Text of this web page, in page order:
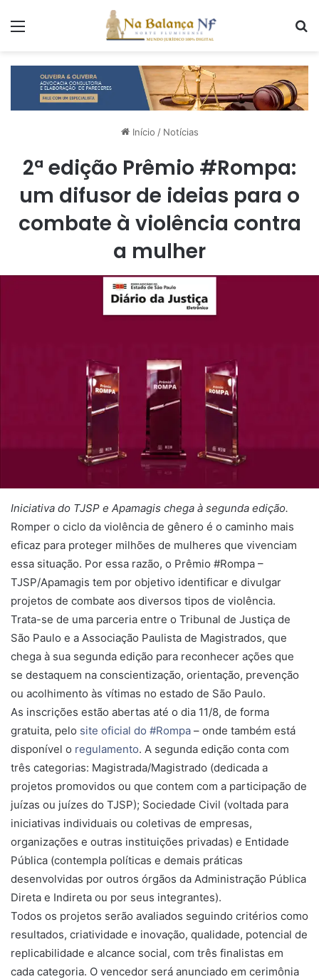
Início / Notícias
2ª edição Prêmio #Rompa:
um difusor de ideias para o
combate à violência contra
a mulher
Iniciativa do TJSP e Apamagis chega à segunda edição.
Romper o ciclo da violência de gênero é o caminho mais
eficaz para proteger milhões de mulheres que vivenciam
essa situação. Por essa razão, o Prêmio #Rompa –
TJSP/Apamagis tem por objetivo identificar e divulgar
projetos de combate aos diversos tipos de violência.
Trata-se de uma parceria entre o Tribunal de Justiça de
São Paulo e a Associação Paulista de Magistrados, que
chega à sua segunda edição para reconhecer ações que
se destaquem na conscientização, orientação, prevenção
ou acolhimento às vítimas no estado de São Paulo.
As inscrições estão abertas até o dia 11/8, de forma
gratuita, pelo site oficial do #Rompa – onde também está
disponível o regulamento. A segunda edição conta com
três categorias: Magistrada/Magistrado (dedicada a
projetos promovidos ou que contem com a participação de
juízas ou juízes do TJSP); Sociedade Civil (voltada para
iniciativas individuais ou coletivas de empresas,
organizações e outras instituições privadas) e Entidade
Pública (contempla políticas e demais práticas
desenvolvidas por outros órgãos da Administração Pública
Direta e Indireta ou por seus integrantes).
Todos os projetos serão avaliados seguindo critérios como
resultados, criatividade e inovação, qualidade, potencial de
replicabilidade e alcance social, com três finalistas em
cada categoria. O vencedor será anunciado em cerimônia